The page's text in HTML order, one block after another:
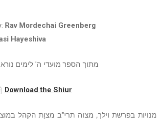
Rav Mordechai Greenberg
Hayeshiva
מתוך הספר מועדי ה' לימים
Download the Shiur
בפרשת וילך, מצוה תרי"ב מצוַת הקהל